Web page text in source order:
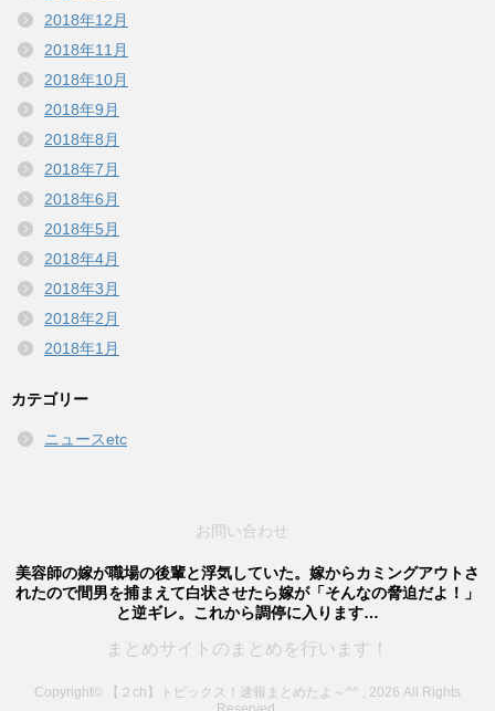
2018年12月
2018年11月
2018年10月
2018年9月
2018年8月
2018年7月
2018年6月
2018年5月
2018年4月
2018年3月
2018年2月
2018年1月
カテゴリー
ニュースetc
お問い合わせ
美容師の嫁が職場の後輩と浮気していた。嫁からカミングアウトさ
れたので間男を捕まえて白状させたら嫁が「そんなの脅迫だよ！」
と逆ギレ。これから調停に入ります…
まとめサイトのまとめを行います！
Copyright© 【２ch】トピックス！速報まとめたよ～^^ , 2026 All Rights